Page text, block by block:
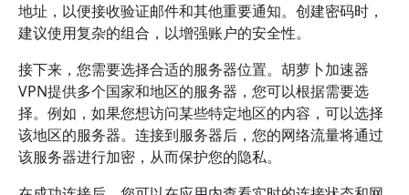
地址，以便接收验证邮件和其他重要通知。创建密码时，
建议使用复杂的组合，以增强账户的安全性。
接下来，您需要选择合适的服务器位置。胡萝卜加速器
VPN提供多个国家和地区的服务器，您可以根据需要选
择。例如，如果您想访问某些特定地区的内容，可以选择
该地区的服务器。连接到服务器后，您的网络流量将通过
该服务器进行加密，从而保护您的隐私。